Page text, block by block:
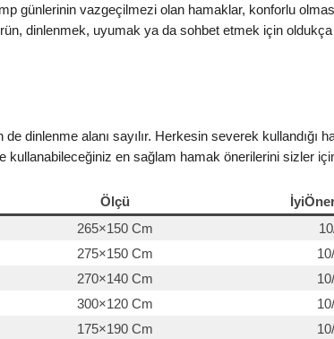
günlerinin vazgeçilmezi olan hamaklar, konforlu
dinlenmek, uyumak ya da sohbet etmek için oldukça
dinlenme alanı sayılır. Herkesin severek kullandığı
kullanabileceğiniz en sağlam hamak önerilerini sizler
Ölçü
265×150 Cm
275×150 Cm
270×140 Cm
300×120 Cm
175×190 Cm